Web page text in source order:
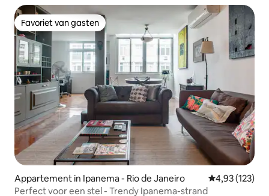
Favoriet van gasten
Favoriet van gasten
Appartement in Ipanema - Rio de Janeiro Gemiddelde
4,93 (123)
Perfect voor een stel - Trendy Ipanema-strand